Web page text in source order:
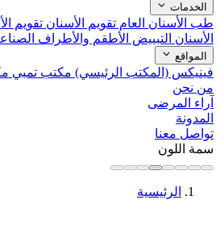
الخدمات
طب الأسنان العام تقويم الأسنان تقويم
الأسنان التبييض الأطقم والأطراف
المواقع
فينيكس (المكتب الرئيسي) مكتب تمبي
من نحن
آراء المرضى
المدونة
تواصل معنا
سمة اللون
الرئيسية